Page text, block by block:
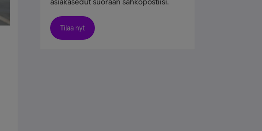
Tilaa nyt